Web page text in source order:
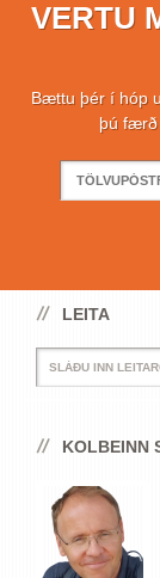
VERTU
Bættu þér í hóp
þú færð
LEITA
KOLBEINN